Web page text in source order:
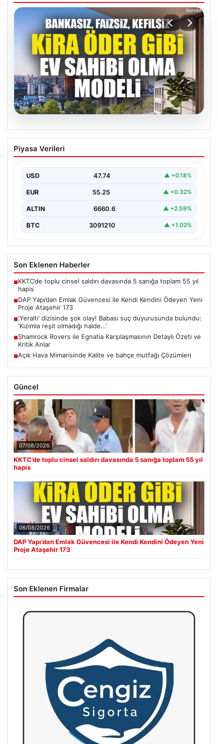
DAP Yapı’dan Emlak Güvencesi ile Kendi
Kendini Ödeyen Yeni Proje Ataşehir 173
çeken DAP Gayrimenkul Geliştirme, müşterilerine
sunduğu yeni yaşam modeliyle…
Piyasa Verileri
USD 47.74 ▲ +0.18%
EUR 55.25 ▲ +0.32%
ALTIN 6660.6 ▲ +2.59%
BTC 3091210 ▲ +1.02%
Son Eklenen Haberler
■KKTC’de toplu cinsel saldırı davasında 5 sanığa toplam 55 yıl
hapis
■DAP Yapı’dan Emlak Güvencesi ile Kendi Kendini Ödeyen Yeni
Proje Ataşehir 173
■‘Yeraltı’ dizisinde şok olay! Babası suç duyurusunda bulundu:
‘Kızımla reşit olmadığı halde…’
■Shamrock Rovers ile Egnatia Karşılaşmasının Detaylı Özeti ve
Kritik Anlar
■Açık Hava Mimarisinde Kalite ve bahçe mutfağı Çözümleri
Güncel
07/08/2026
KKTC’de toplu cinsel saldırı davasında 5 sanığa toplam 55 yıl
hapis
06/08/2026
DAP Yapı’dan Emlak Güvencesi ile Kendi Kendini Ödeyen Yeni
Proje Ataşehir 173
Son Eklenen Firmalar